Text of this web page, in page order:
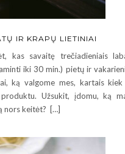
IR KRAPŲ LIETINIAI
kas savaitę trečiadieniais
iki 30 min.) pietų ir
ką valgome mes, kartais
Užsukit, įdomu, ką
nors keitėt? […]